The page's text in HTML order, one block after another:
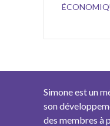
Simone est un
son
des membres à